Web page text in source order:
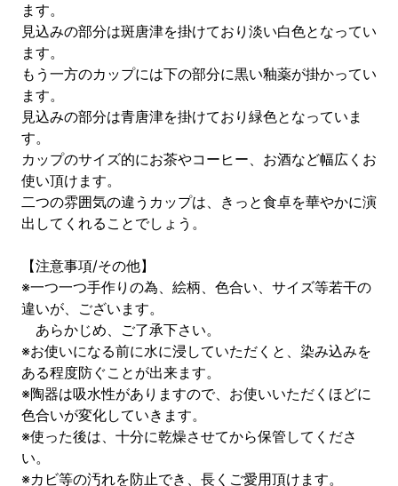
ます。
見込みの部分は斑唐津を掛けており淡い白色となってい
ます。
もう一方のカップには下の部分に黒い釉薬が掛かってい
ます。
見込みの部分は青唐津を掛けており緑色となっていま
す。
カップのサイズ的にお茶やコーヒー、お酒など幅広くお
使い頂けます。
二つの雰囲気の違うカップは、きっと食卓を華やかに演
出してくれることでしょう。
【注意事項/その他】
※一つ一つ手作りの為、絵柄、色合い、サイズ等若干の
違いが、ございます。
あらかじめ、ご了承下さい。
※お使いになる前に水に浸していただくと、染み込みを
ある程度防ぐことが出来ます。
※陶器は吸水性がありますので、お使いいただくほどに
色合いが変化していきます。
※使った後は、十分に乾燥させてから保管してくださ
い。
※カビ等の汚れを防止でき、長くご愛用頂けます。